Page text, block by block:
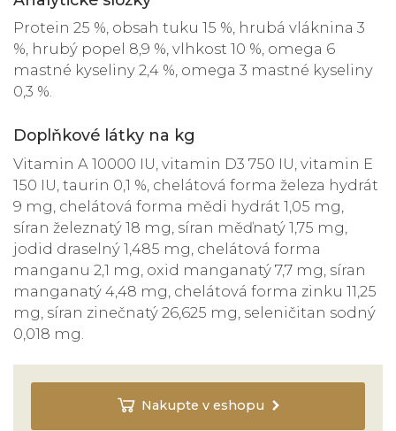
Protein 25 %, obsah tuku 15 %, hrubá vláknina 3
%, hrubý popel 8,9 %, vlhkost 10 %, omega 6
mastné kyseliny 2,4 %, omega 3 mastné kyseliny
0,3 %.
Doplňkové látky na kg
Vitamin A 10000 IU, vitamin D3 750 IU, vitamin E
150 IU, taurin 0,1 %, chelátová forma železa hydrát
9 mg, chelátová forma mědi hydrát 1,05 mg,
síran železnatý 18 mg, síran měďnatý 1,75 mg,
jodid draselný 1,485 mg, chelátová forma
manganu 2,1 mg, oxid manganatý 7,7 mg, síran
manganatý 4,48 mg, chelátová forma zinku 11,25
mg, síran zinečnatý 26,625 mg, seleničitan sodný
0,018 mg.
Nakupte v eshopu